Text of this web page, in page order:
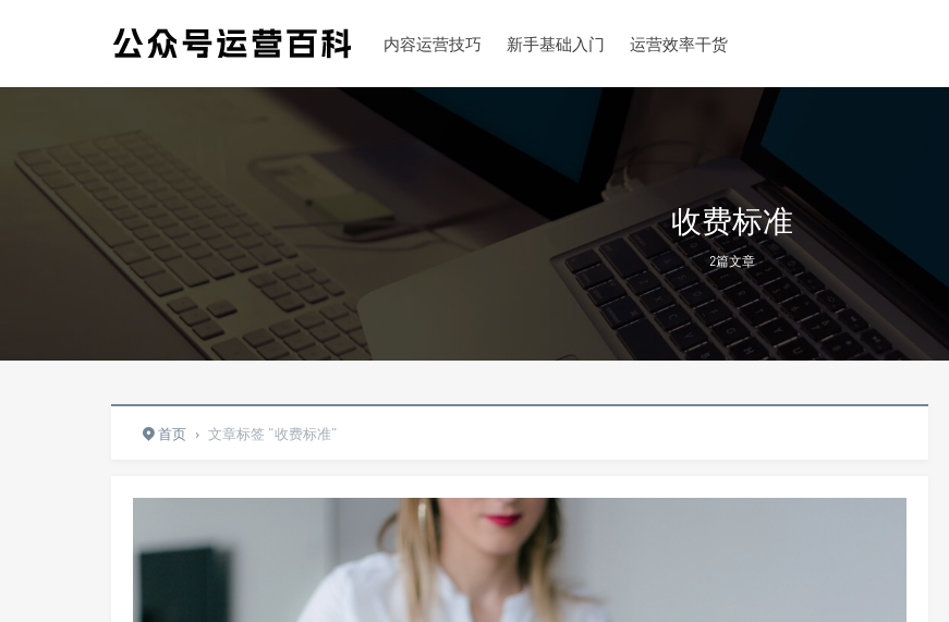
内容运营技巧 新手基础入门 运营效率干货
收费标准
2篇文章
首页 › 文章标签 "收费标准"